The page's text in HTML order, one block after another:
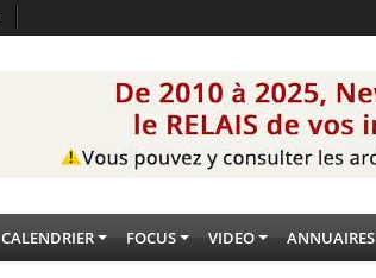
CALENDRIER FOCUS VIDEO ANNUAIRES